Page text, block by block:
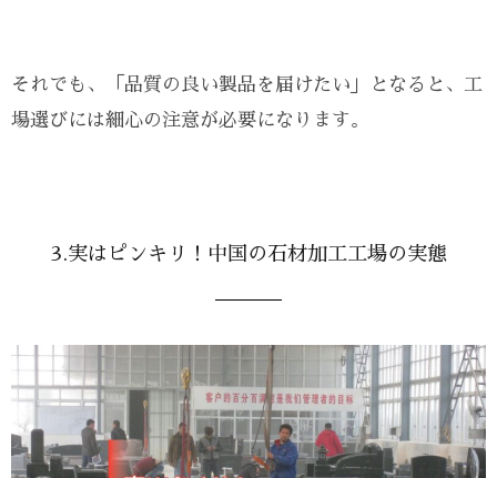
それでも、「品質の良い製品を届けたい」となると、工
場選びには細心の注意が必要になります。
3.実はピンキリ！中国の石材加工工場の実態